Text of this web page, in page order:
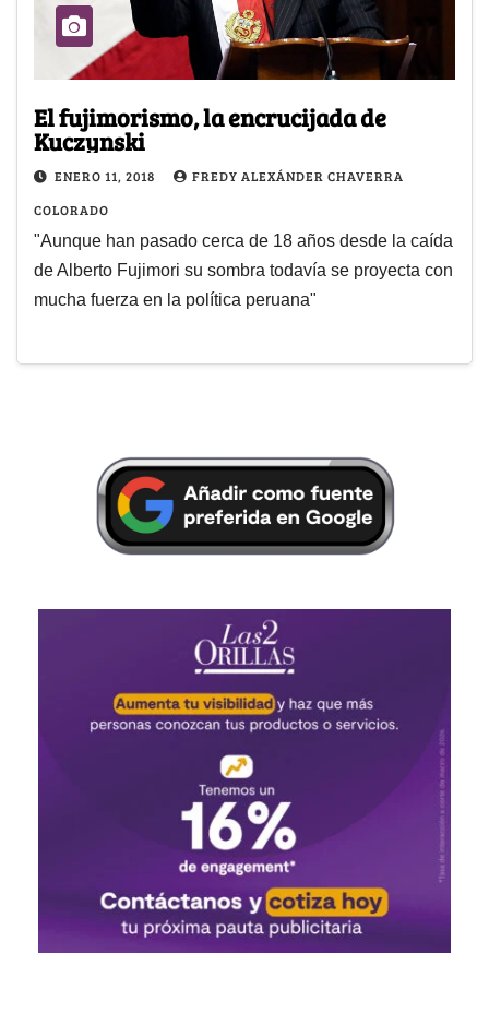
El fujimorismo, la encrucijada de
Kuczynski
ENERO 11, 2018
FREDY ALEXÁNDER CHAVERRA
COLORADO
"Aunque han pasado cerca de 18 años desde la caída
de Alberto Fujimori su sombra todavía se proyecta con
mucha fuerza en la política peruana"